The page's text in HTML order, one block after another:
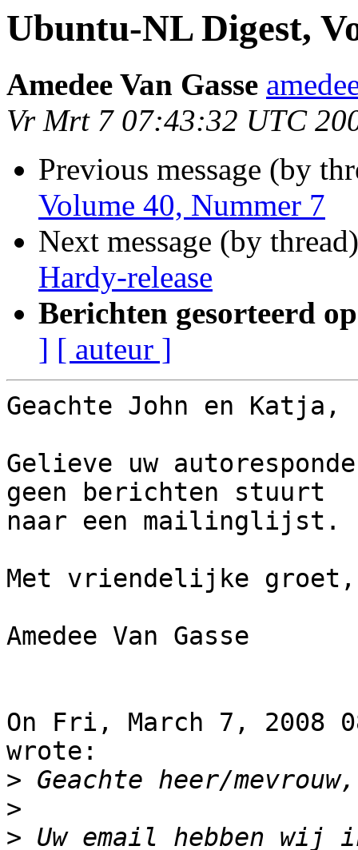
Ubuntu-NL Digest,
Amedee Van Gasse
Vr Mrt 7 07:43:32 UTC
Previous message (by
Volume 40, Nummer 7
Next message (by
Hardy-release
Berichten gesorteerd
] [ auteur ]
Geachte John en Katja,
Gelieve uw
geen berichten stuurt
naar een mailinglijst.
Met vriendelijke groet,
Amedee Van Gasse
On Fri, March 7, 2008
wrote:
>
>
> Uw email hebben wij